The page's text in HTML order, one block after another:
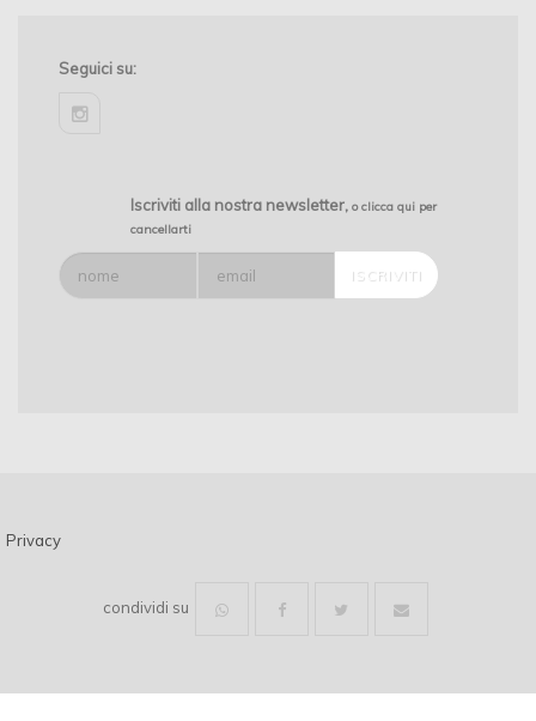
ITINERARIO DELLE DIMORE STORICHE
NUOVA COSTRUZIONE
Seguici su:
Iscriviti alla nostra newsletter, o clicca qui per
cancellarti
Privacy
condividi su